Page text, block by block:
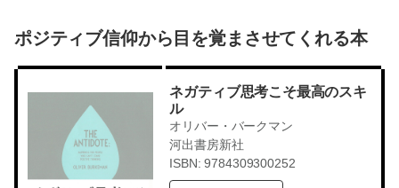
ポジティブ信仰から目を覚まさせてくれる本
ネガティブ思考こそ最高のスキ
ル
オリバー・バークマン
河出書房新社
ISBN: 9784309300252